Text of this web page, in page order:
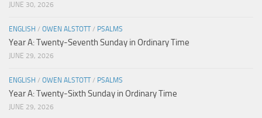
JUNE 30, 2026
ENGLISH / OWEN ALSTOTT/ PSALMS
Year A: Twenty-Seventh Sunday in Ordinary Time
JUNE 29, 2026
ENGLISH / OWEN ALSTOTT/ PSALMS
Year A: Twenty-Sixth Sunday in Ordinary Time
JUNE 29, 2026